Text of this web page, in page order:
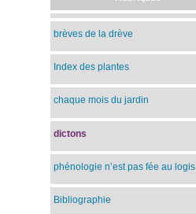
brèves de la drève
Index des plantes
chaque mois du jardin
dictons
phénologie n’est pas fée au logis
Bibliographie